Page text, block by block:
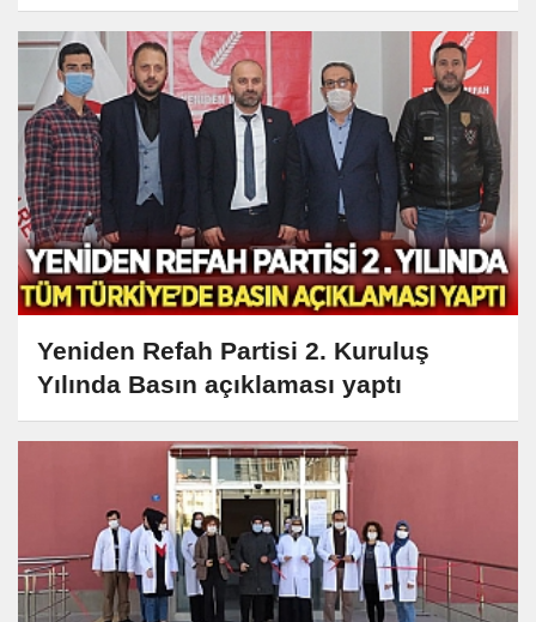
Yeniden Refah Partisi 2. Kuruluş
Yılında Basın açıklaması yaptı